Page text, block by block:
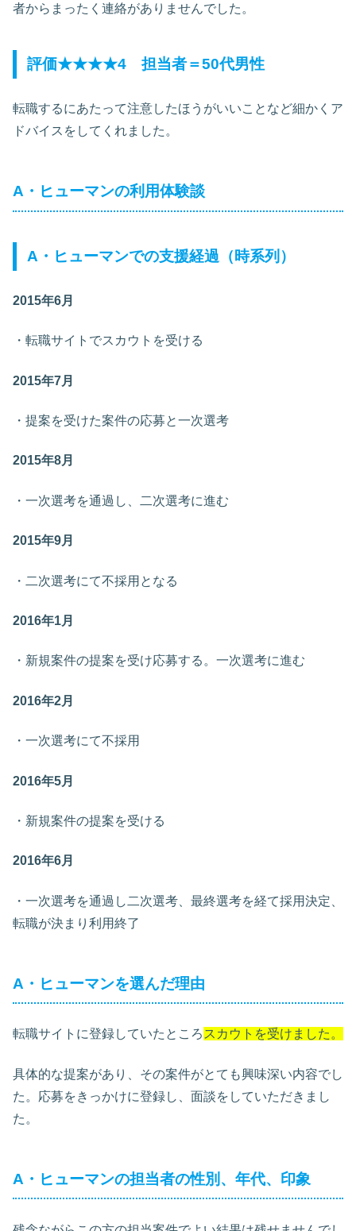
者からまったく連絡がありませんでした。
評価★★★★4 担当者＝50代男性
転職するにあたって注意したほうがいいことなど細かくア
ドバイスをしてくれました。
A ・ヒューマンの利用体験談
A・ヒューマンでの支援経過（時系列）
2015年6月
・転職サイトでスカウトを受ける
2015年7月
・提案を受けた案件の応募と一次選考
2015年8月
・一次選考を通過し、二次選考に進む
2015年9月
・二次選考にて不採用となる
2016年1月
・新規案件の提案を受け応募する。一次選考に進む
2016年2月
・一次選考にて不採用
2016年5月
・新規案件の提案を受ける
2016年6月
・一次選考を通過し二次選考、最終選考を経て採用決定、
転職が決まり利用終了
A・ヒューマンを選んだ理由
転職サイトに登録していたところスカウトを受けました。
具体的な提案があり、その案件がとても興味深い内容でし
た。応募をきっかけに登録し、面談をしていただきまし
た。
A・ヒューマンの担当者の性別、年代、印象